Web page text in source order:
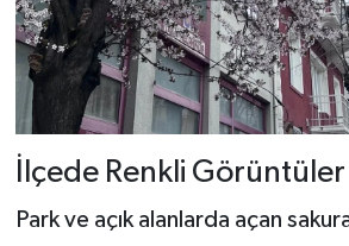
İlçede Renkli Görüntüler
Park ve açık alanlarda açan